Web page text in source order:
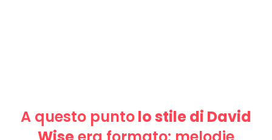
A questo puntolo stile di David